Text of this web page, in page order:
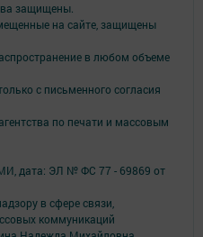
защищены.
на сайте, защищены
в любом объеме
с письменного согласия
по печати и массовым
дата: ЭЛ № ФС 77 - 69869 от
в сфере связи,
коммуникаций